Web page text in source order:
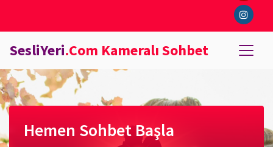
SesliYeri.Com Kameralı Sohbet
Hemen Sohbet Başla